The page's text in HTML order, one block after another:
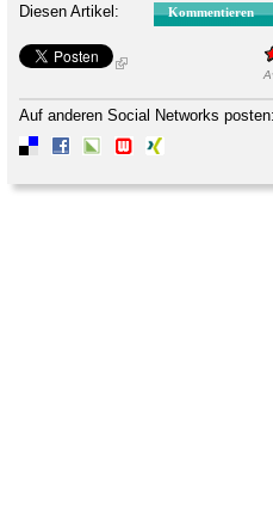
Diesen Artikel: Kommentieren
Auf anderen Social Networks